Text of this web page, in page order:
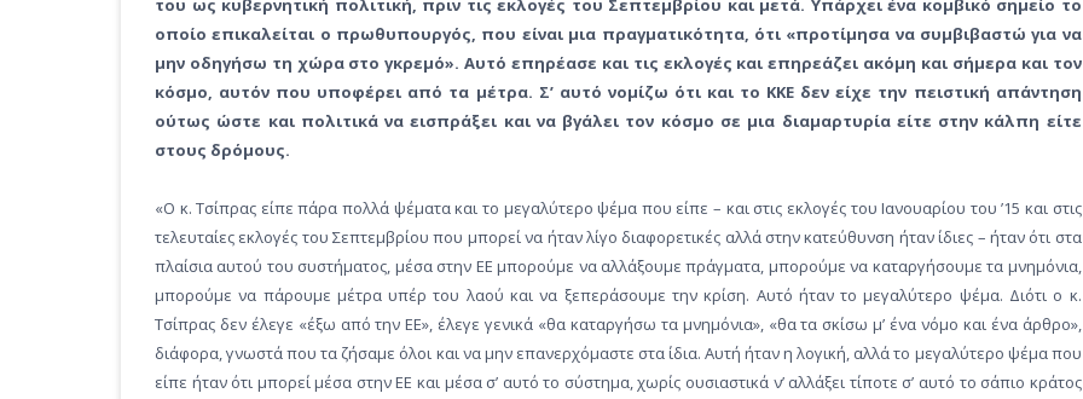
του ως κυβερνητική πολιτική, πριν τις εκλογές του Σεπτεμβρίου και μετά. Υπάρχει ένα κομβικό σημείο το
οποίο επικαλείται ο πρωθυπουργός, που είναι μια πραγματικότητα, ότι «προτίμησα να συμβιβαστώ για να
μην οδηγήσω τη χώρα στο γκρεμό». Αυτό επηρέασε και τις εκλογές και επηρεάζει ακόμη και σήμερα και τον
κόσμο, αυτόν που υποφέρει από τα μέτρα. Σ’ αυτό νομίζω ότι και το ΚΚΕ δεν είχε την πειστική απάντηση
ούτως ώστε και πολιτικά να εισπράξει και να βγάλει τον κόσμο σε μια διαμαρτυρία είτε στην κάλπη είτε
στους δρόμους.
«Ο κ. Τσίπρας είπε πάρα πολλά ψέματα και το μεγαλύτερο ψέμα που είπε – και στις εκλογές του Ιανουαρίου του ’15 και στις
τελευταίες εκλογές του Σεπτεμβρίου που μπορεί να ήταν λίγο διαφορετικές αλλά στην κατεύθυνση ήταν ίδιες – ήταν ότι στα
πλαίσια αυτού του συστήματος, μέσα στην ΕΕ μπορούμε να αλλάξουμε πράγματα, μπορούμε να καταργήσουμε τα μνημόνια,
μπορούμε να πάρουμε μέτρα υπέρ του λαού και να ξεπεράσουμε την κρίση. Αυτό ήταν το μεγαλύτερο ψέμα. Διότι ο κ.
Τσίπρας δεν έλεγε «έξω από την ΕΕ», έλεγε γενικά «θα καταργήσω τα μνημόνια», «θα τα σκίσω μ’ ένα νόμο και ένα άρθρο»,
διάφορα, γνωστά που τα ζήσαμε όλοι και να μην επανερχόμαστε στα ίδια. Αυτή ήταν η λογική, αλλά το μεγαλύτερο ψέμα που
είπε ήταν ότι μπορεί μέσα στην ΕΕ και μέσα σ’ αυτό το σύστημα, χωρίς ουσιαστικά ν’ αλλάξει τίποτε σ’ αυτό το σάπιο κράτος